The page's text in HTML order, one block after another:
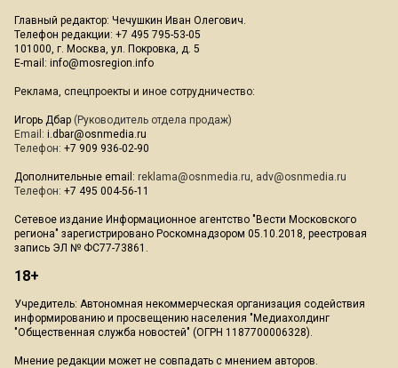
Главный редактор: Чечушкин Иван Олегович.
Телефон редакции: +7 495 795-53-05
101000, г. Москва, ул. Покровка, д. 5
E-mail: info@mosregion.info
Реклама, спецпроекты и иное сотрудничество:
Игорь Дбар (Руководитель отдела продаж)
Email: i.dbar@osnmedia.ru
Телефон: +7 909 936-02-90
Дополнительные email: reklama@osnmedia.ru, adv@osnmedia.ru
Телефон: +7 495 004-56-11
Сетевое издание Информационное агентство "Вести Московского
региона" зарегистрировано Роскомнадзором 05.10.2018, реестровая
запись ЭЛ № ФС77-73861.
18+
Учредитель: Автономная некоммерческая организация содействия
информированию и просвещению населения "Медиахолдинг
"Общественная служба новостей" (ОГРН 1187700006328).
Мнение редакции может не совпадать с мнением авторов.